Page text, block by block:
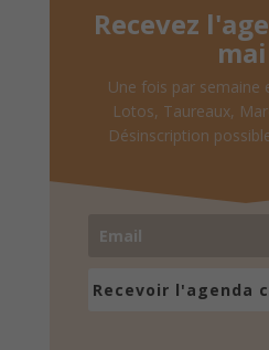
Recevez
Une fois par semaine
Lotos, Taureaux,
Désinscription
Recevoir l'agenda